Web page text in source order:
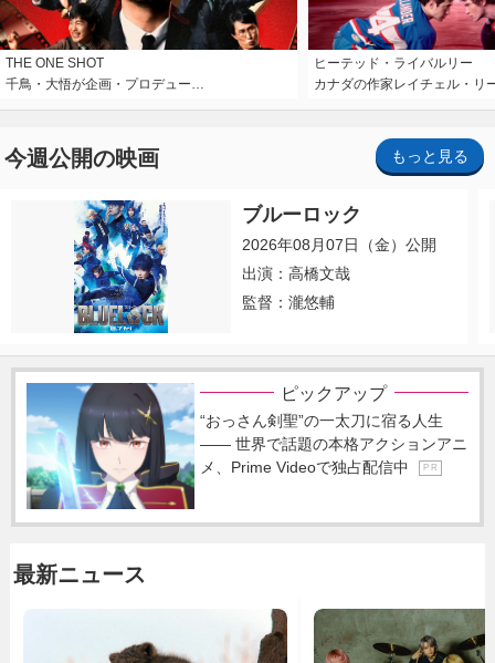
THE ONE SHOT
千鳥・大悟が企画・プロデュー…
ヒーテッド・ライバルリー
カナダの作家レイチェル・リ
今週公開の映画 もっと見る
ブルーロック
2026年08月07日（金）公開
出演：高橋文哉
監督：瀧悠輔
ピックアップ
“おっさん剣聖”の一太刀に宿る人生
―― 世界で話題の本格アクションアニ
メ、Prime Videoで独占配信中
P R
最新ニュース